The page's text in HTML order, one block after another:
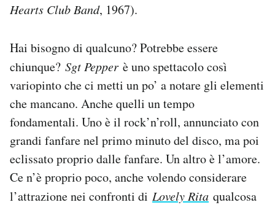
Hearts Club Band, 1967).
Hai bisogno di qualcuno? Potrebbe essere
chiunque? Sgt Pepper è uno spettacolo così
variopinto che ci metti un po’ a notare gli elementi
che mancano. Anche quelli un tempo
fondamentali. Uno è il rock’n’roll, annunciato con
grandi fanfare nel primo minuto del disco, ma poi
eclissato proprio dalle fanfare. Un altro è l’amore.
Ce n’è proprio poco, anche volendo considerare
l’attrazione nei confronti di Lovely Rita qualcosa